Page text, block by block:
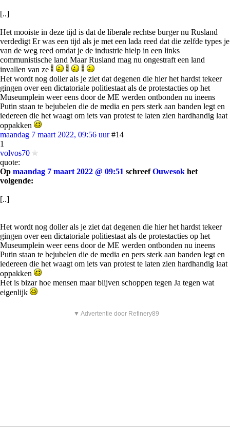
[..]
Het mooiste in deze tijd is dat de liberale rechtse burger nu Rusland
verdedigt Er was een tijd als je met een lada reed dat die zelfde types je
van de weg reed omdat je de industrie hielp in een links
communistische land Maar Rusland mag nu ongestraft een land
invallen van ze
Het wordt nog doller als je ziet dat degenen die hier het hardst tekeer
gingen over een dictatoriale politiestaat als de protestacties op het
Museumplein weer eens door de ME werden ontbonden nu ineens
Putin staan te bejubelen die de media en pers sterk aan banden legt en
iedereen die het waagt om iets van protest te laten zien hardhandig laat
oppakken
maandag 7 maart 2022, 09:56 uur #14
1
volvos70
quote:
Op maandag 7 maart 2022 @ 09:51 schreefOuwesok het
volgende:
[..]
Het wordt nog doller als je ziet dat degenen die hier het hardst tekeer
gingen over een dictatoriale politiestaat als de protestacties op het
Museumplein weer eens door de ME werden ontbonden nu ineens
Putin staan te bejubelen die de media en pers sterk aan banden legt en
iedereen die het waagt om iets van protest te laten zien hardhandig laat
oppakken
Het is bizar hoe mensen maar blijven schoppen tegen Ja tegen wat
eigenlijk
▼ Advertentie door Refinery89